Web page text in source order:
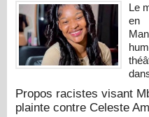
Le
en
Propos racistes visant
plainte contre Celeste